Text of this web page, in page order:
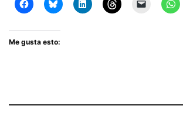
Me gusta esto: